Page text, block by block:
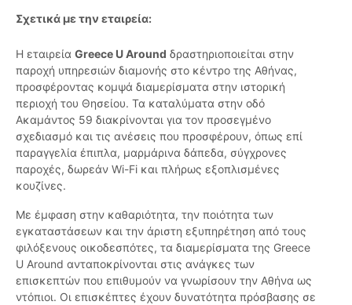
Σχετικά με την εταιρεία:
Η εταιρεία Greece U Around δραστηριοποιείται στην
παροχή υπηρεσιών διαμονής στο κέντρο της Αθήνας,
προσφέροντας κομψά διαμερίσματα στην ιστορική
περιοχή του Θησείου. Τα καταλύματα στην οδό
Ακαμάντος 59 διακρίνονται για τον προσεγμένο
σχεδιασμό και τις ανέσεις που προσφέρουν, όπως επί
παραγγελία έπιπλα, μαρμάρινα δάπεδα, σύγχρονες
παροχές, δωρεάν Wi-Fi και πλήρως εξοπλισμένες
κουζίνες.
Με έμφαση στην καθαριότητα, την ποιότητα των
εγκαταστάσεων και την άριστη εξυπηρέτηση από τους
φιλόξενους οικοδεσπότες, τα διαμερίσματα της Greece
U Around ανταποκρίνονται στις ανάγκες των
επισκεπτών που επιθυμούν να γνωρίσουν την Αθήνα ως
ντόπιοι. Οι επισκέπτες έχουν δυνατότητα πρόσβασης σε